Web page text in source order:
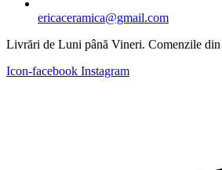
ericaceramica@gmail.com
Livrări de Luni până Vineri. Comenzile
Icon-facebook Instagram